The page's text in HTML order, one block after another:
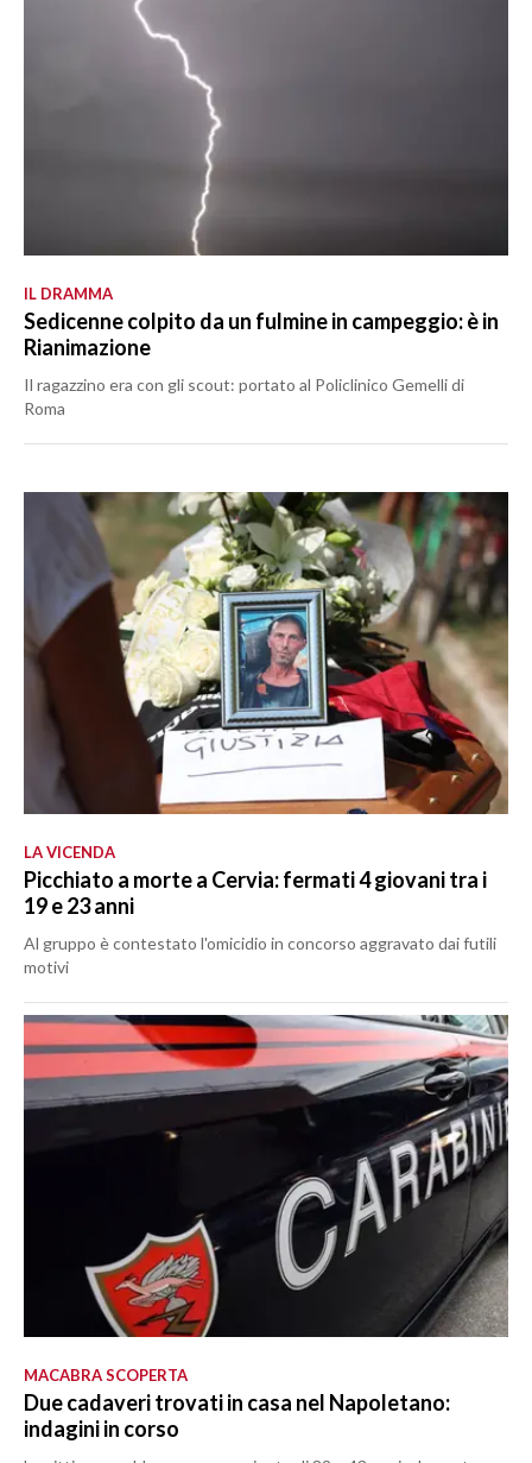
IL DRAMMA
Sedicenne colpito da un fulmine in campeggio: è in
Rianimazione
Il ragazzino era con gli scout: portato al Policlinico Gemelli di
Roma
LA VICENDA
Picchiato a morte a Cervia: fermati 4 giovani tra i
19 e 23 anni
Al gruppo è contestato l'omicidio in concorso aggravato dai futili
motivi
MACABRA SCOPERTA
Due cadaveri trovati in casa nel Napoletano:
indagini in corso